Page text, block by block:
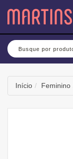
Busca
Início Feminino